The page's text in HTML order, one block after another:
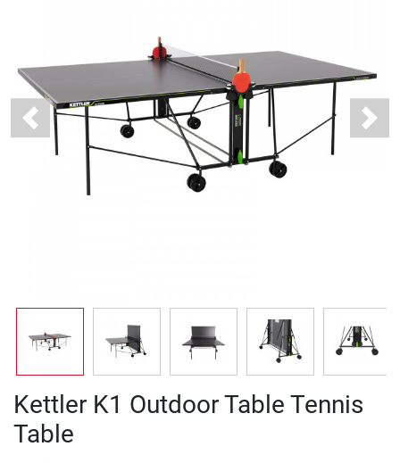
Previous Next
Kettler K1 Outdoor Table Tennis
Table